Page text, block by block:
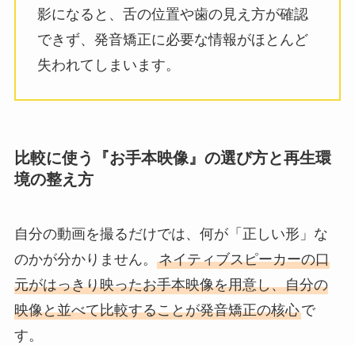
影になると、舌の位置や歯の見え方が確認
できず、発音矯正に必要な情報がほとんど
失われてしまいます。
比較に使う『お手本映像』の選び方と再生環
境の整え方
自分の動画を撮るだけでは、何が「正しい形」な
のかが分かりません。 ネイティブスピーカーの口
元がはっきり映ったお手本映像を用意し、自分の
映像と並べて比較することが発音矯正の核心で
す。